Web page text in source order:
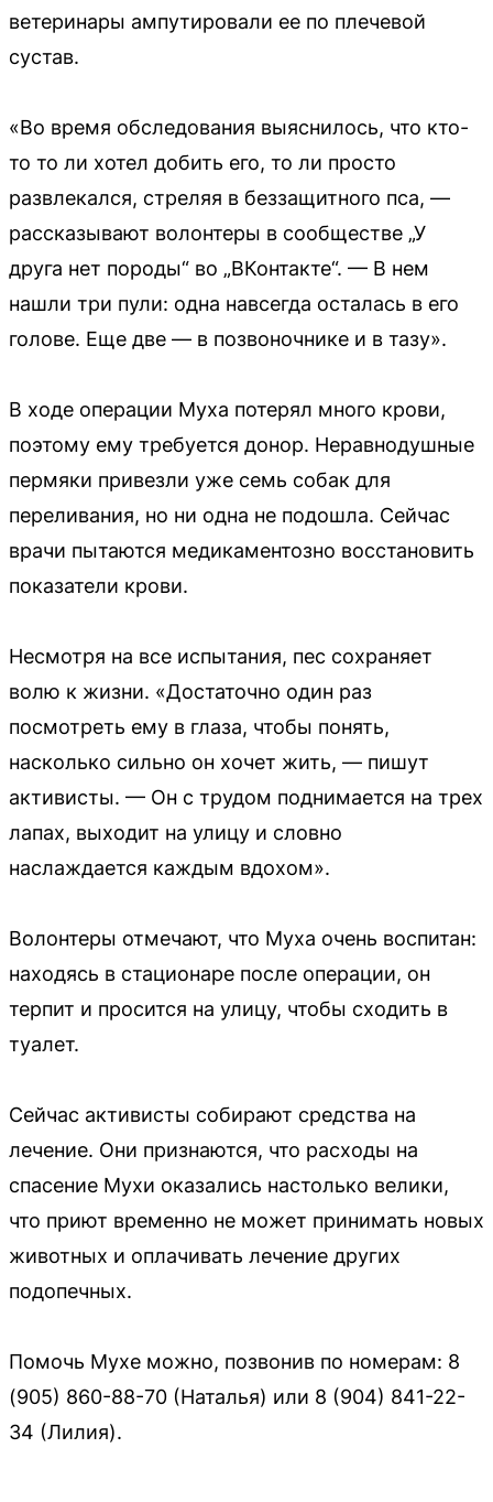
ветеринары ампутировали ее по плечевой
сустав.
«Во время обследования выяснилось, что кто-
то то ли хотел добить его, то ли просто
развлекался, стреляя в беззащитного пса, —
рассказывают волонтеры в сообществе „У
друга нет породы“ во „ВКонтакте“. — В нем
нашли три пули: одна навсегда осталась в его
голове. Еще две — в позвоночнике и в тазу».
В ходе операции Муха потерял много крови,
поэтому ему требуется донор. Неравнодушные
пермяки привезли уже семь собак для
переливания, но ни одна не подошла. Сейчас
врачи пытаются медикаментозно восстановить
показатели крови.
Несмотря на все испытания, пес сохраняет
волю к жизни. «Достаточно один раз
посмотреть ему в глаза, чтобы понять,
насколько сильно он хочет жить, — пишут
активисты. — Он с трудом поднимается на трех
лапах, выходит на улицу и словно
наслаждается каждым вдохом».
Волонтеры отмечают, что Муха очень воспитан:
находясь в стационаре после операции, он
терпит и просится на улицу, чтобы сходить в
туалет.
Сейчас активисты собирают средства на
лечение. Они признаются, что расходы на
спасение Мухи оказались настолько велики,
что приют временно не может принимать новых
животных и оплачивать лечение других
подопечных.
Помочь Мухе можно, позвонив по номерам: 8
(905) 860-88-70 (Наталья) или 8 (904) 841-22-
34 (Лилия).